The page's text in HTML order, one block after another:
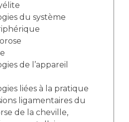
ligamentaires du
de la cheville,